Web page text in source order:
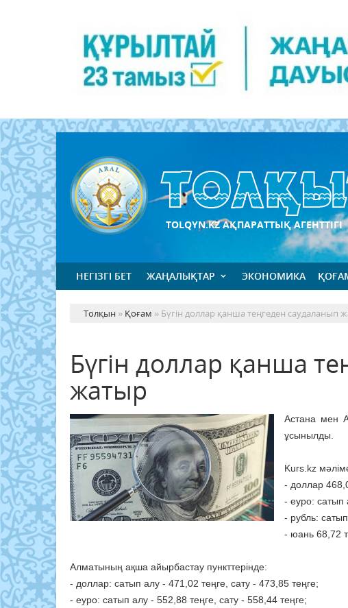
TOLQYN.KZ АҚПАРАТТЫҚ АГЕНТТІГІ
НЕГІЗГІ БЕТ ЖАҢАЛЫҚТАР ЭКОНОМИКА
Толқын » Қоғам » Бүгін доллар қанша теңгеден саудаланып
Бүгін доллар қанша
жатыр
Астана мен
ұсынылды.
Kurs.kz
- доллар
- еуро: сатып
- рубль:
- юань 68,72
Алматының ақша айырбастау пункттерінде:
- доллар: сатып алу - 471,02 теңге, сату - 473,85 теңге;
- еуро: сатып алу - 552,88 теңге, сату - 558,44 теңге;